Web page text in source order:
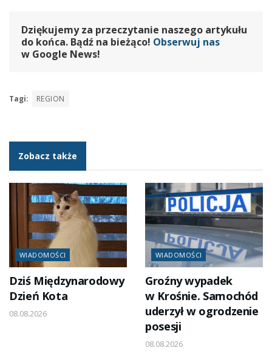
Dziękujemy za przeczytanie naszego artykułu
do końca. Bądź na bieżąco! Obserwuj nas
w Google News!
Tagi: REGION
Zobacz także
WIADOMOŚCI
Dziś Międzynarodowy
Dzień Kota
08.08.2026
WIADOMOŚCI
Groźny wypadek
w Krośnie. Samochód
uderzył w ogrodzenie
posesji
08.08.2026